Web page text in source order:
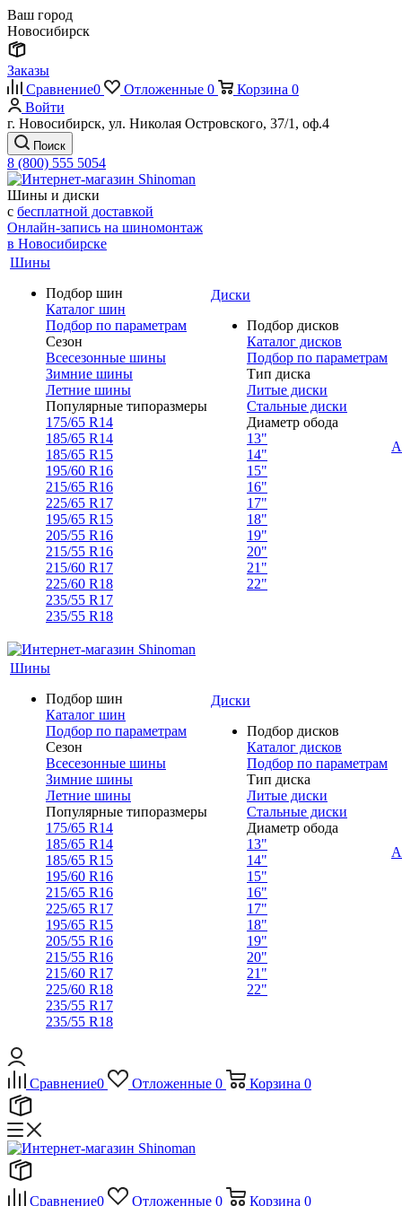
Ваш город
Новосибирск
Заказы
Сравнение0 Отложенные 0 Корзина 0
Войти
г. Новосибирск, ул. Николая Островского, 37/1, оф.4
Поиск
8 (800) 555 5054
Шины и диски
с бесплатной доставкой
Онлайн-запись на шиномонтаж
в Новосибирске
Шины
Подбор шин
Каталог шин
Подбор по параметрам
Сезон
Всесезонные шины
Зимние шины
Летние шины
Популярные типоразмеры
175/65 R14
185/65 R14
185/65 R15
195/60 R16
215/65 R16
225/65 R17
195/65 R15
205/55 R16
215/55 R16
215/60 R17
225/60 R18
235/55 R17
235/55 R18
Диски
Подбор дисков
Каталог дисков
Подбор по параметрам
Тип диска
Литые диски
Стальные диски
Диаметр обода
13"
14"
15"
16"
17"
18"
19"
20"
21"
22"
Шины
Подбор шин
Каталог шин
Подбор по параметрам
Сезон
Всесезонные шины
Зимние шины
Летние шины
Популярные типоразмеры
175/65 R14
185/65 R14
185/65 R15
195/60 R16
215/65 R16
225/65 R17
195/65 R15
205/55 R16
215/55 R16
215/60 R17
225/60 R18
235/55 R17
235/55 R18
Диски
Подбор дисков
Каталог дисков
Подбор по параметрам
Тип диска
Литые диски
Стальные диски
Диаметр обода
13"
14"
15"
16"
17"
18"
19"
20"
21"
22"
Сравнение0 Отложенные 0 Корзина 0
Сравнение0 Отложенные 0 Корзина 0